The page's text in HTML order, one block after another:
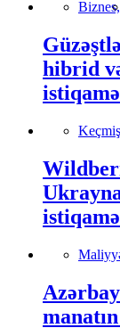
Biznes,
hibrid